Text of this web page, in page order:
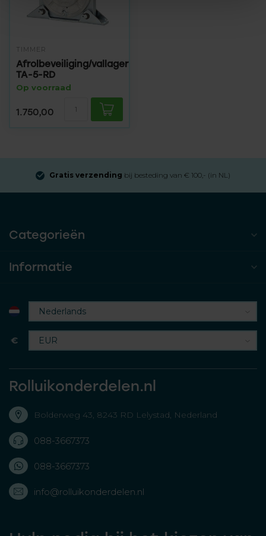
TIMMER
Afrolbeveiliging/vallager
TA-5-RD
Op voorraad
1.750,00
Gratis verzending bij besteding van € 100,- (in NL)
Categorieën
Informatie
€
Rolluikonderdelen.nl
Bolderweg 43, 8243 RD Lelystad, Nederland
088-3667373
088-3667373
info@rolluikonderdelen.nl